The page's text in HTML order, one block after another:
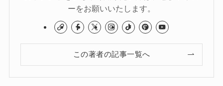
ーをお願いいたします。
この著者の記事一覧へ